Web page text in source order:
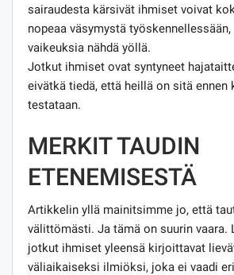
sairaudesta kärsivät ihmiset voivat
nopeaa väsymystä
vaikeuksia nähdä yöllä.
Jotkut ihmiset ovat syntyneet
eivätkä tiedä, että heillä on sitä ennen
testataan.
MERKIT TAUDIN
ETENEMISESTÄ
Artikkelin yllä mainitsimme jo, että
välittömästi. Ja tämä on suurin vaara.
jotkut ihmiset yleensä kirjoittavat
väliaikaiseksi ilmiöksi, joka ei vaadi